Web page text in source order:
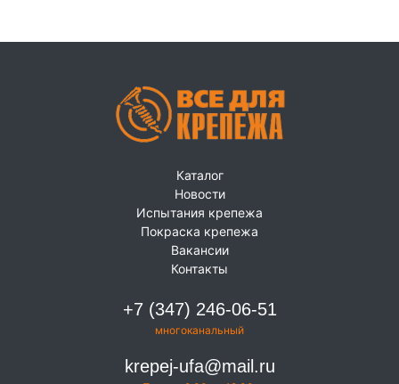
Каталог
Новости
Испытания крепежа
Покраска крепежа
Вакансии
Контакты
+7 (347) 246-06-51
многоканальный
krepej-ufa@mail.ru